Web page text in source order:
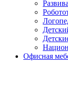
Офисная